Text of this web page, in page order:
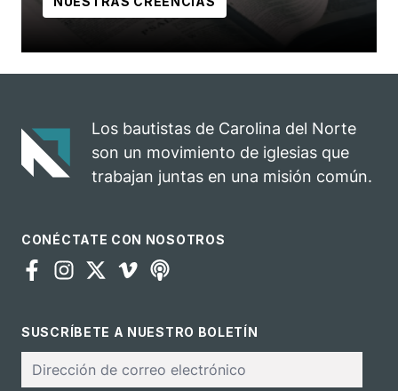
Los bautistas de Carolina del Norte
son un movimiento de iglesias que
trabajan juntas en una misión común.
CONÉCTATE CON NOSOTROS
SUSCRÍBETE A NUESTRO BOLETÍN
electrónico